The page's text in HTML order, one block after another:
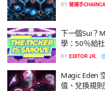
BY 链捕手
下一個Sui？
學：50％給
BY EDITOR JR.
Magic Eden
值、兌換規